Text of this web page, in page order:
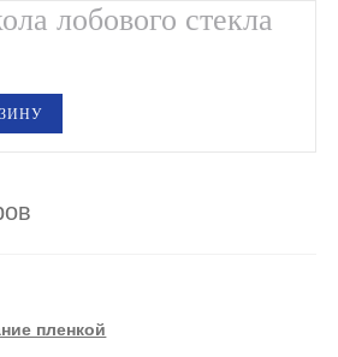
лобового стекла
пленкой